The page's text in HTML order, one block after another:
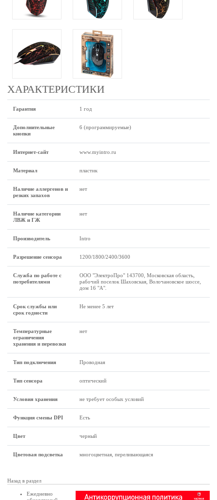
ХАРАКТЕРИСТИКИ
Гарантия 1 год
Дополнительные
кнопки
6 (программируемые)
Интернет-сайт www.myintro.ru
Материал пластик
Наличие аллергенов и
резких запахов
нет
Наличие категории
ЛВЖ и ГЖ
нет
Производитель Intro
Разрешение сенсора 1200/1800/2400/3600
Служба по работе с
потребителями
ООО "ЭлектроПро" 143700, Московская область,
рабочий поселок Шаховская, Волочановское шоссе,
дом 16 "А".
Срок службы или
срок годности
Не менее 5 лет
Температурные
ограничения
хранения и перевозки
нет
Тип подключения Проводная
Тип сенсора оптический
Условия хранения не требует особых условий
Функция смены DPI Есть
Цвет черный
Цветовая подсветка многоцветная, переливающаяся
Назад в раздел
Ежедневно